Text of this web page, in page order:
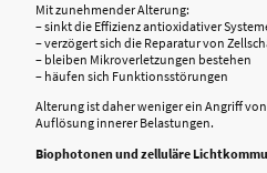
Mit zunehmender Alterung:
– sinkt die Effizienz antioxidativer
– verzögert sich die Reparatur von
– bleiben Mikroverletzungen bestehen
– häufen sich Funktionsstörungen
Alterung ist daher weniger ein Angriff
Auflösung innerer Belastungen.
Biophotonen und zelluläre